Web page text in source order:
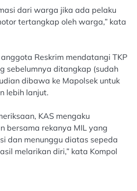
dari warga jika ada pelaku
tertangkap oleh warga,” kata
Reskrim mendatangi TKP
sebelumnya ditangkap (sudah
dibawa ke Mapolsek untuk
lebih lanjut.
KAS mengaku
bersama rekanya MIL yang
dan menunggu diatas sepeda
melarikan diri,” kata Kompol